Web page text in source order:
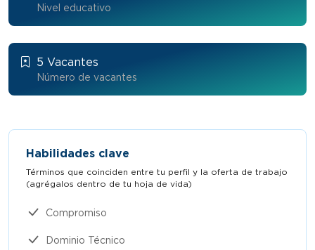
Nivel educativo
5 Vacantes
Número de vacantes
Habilidades clave
Términos que coinciden entre tu perfil y la oferta de trabajo
(agrégalos dentro de tu hoja de vida)​
Compromiso
Dominio Técnico